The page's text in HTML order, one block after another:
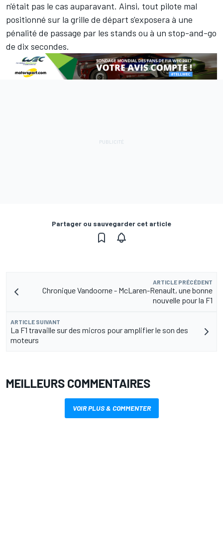
n'était pas le cas auparavant. Ainsi, tout pilote mal
positionné sur la grille de départ s'exposera à une
pénalité de passage par les stands ou à un stop-and-go
de dix secondes.
Partager ou sauvegarder cet article
ARTICLE PRÉCÉDENT
Chronique Vandoorne - McLaren-Renault, une bonne
nouvelle pour la F1
ARTICLE SUIVANT
La F1 travaille sur des micros pour amplifier le son des
moteurs
MEILLEURS COMMENTAIRES
VOIR PLUS & COMMENTER